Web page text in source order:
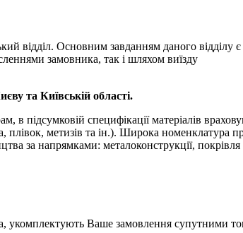
відділ. Основним завданням даного відділу є
замовника, так і шляхом виїзду
та Київській області.
в підсумковій специфікації матеріалів
плівок, метизів та ін.). Широка номенклатура
за напрямками: металоконструкції, покрівля
укомплектують Ваше замовлення супутними